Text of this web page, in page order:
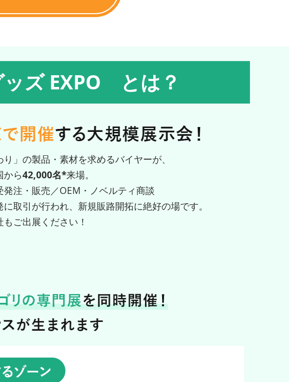
ズ EXPO とは？
り」の製品・素材を求めるバイヤーが、
から42,000名*来場。
発注・販売／OEM・ノベルティ商談
に取引が行われ、新規販路開拓に絶好の場です。
ご出展ください！